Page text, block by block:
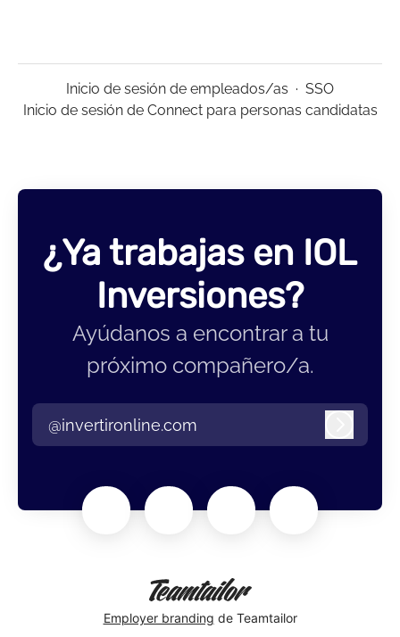
Inicio de sesión de empleados/as · SSO
Inicio de sesión de Connect para personas candidatas
¿Ya trabajas en IOL
Inversiones?
Ayúdanos a encontrar a tu
próximo compañero/a.
@invertironline.com
Employer branding de Teamtailor